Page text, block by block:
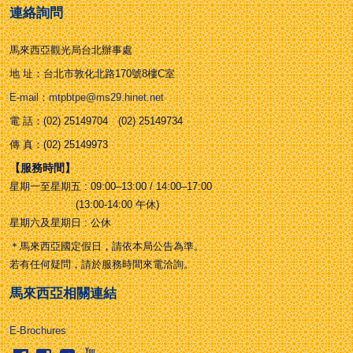
連絡詢問
馬來西亞觀光局台北辦事處
地 址：台北市敦化北路170號8樓C室
E-mail：mtpbtpe@ms29.hinet.net
電 話：(02) 25149704 (02) 25149734
傳 真：(02) 25149973
【服務時間】
星期一至星期五 : 09:00–13:00 / 14:00–17:00
(13:00-14:00 午休)
星期六及星期日 : 公休
＊馬來西亞國定假日，請依本局公告為準。
若有任何疑問，請於服務時間來電洽詢。
馬來西亞相關連結
E-Brochures